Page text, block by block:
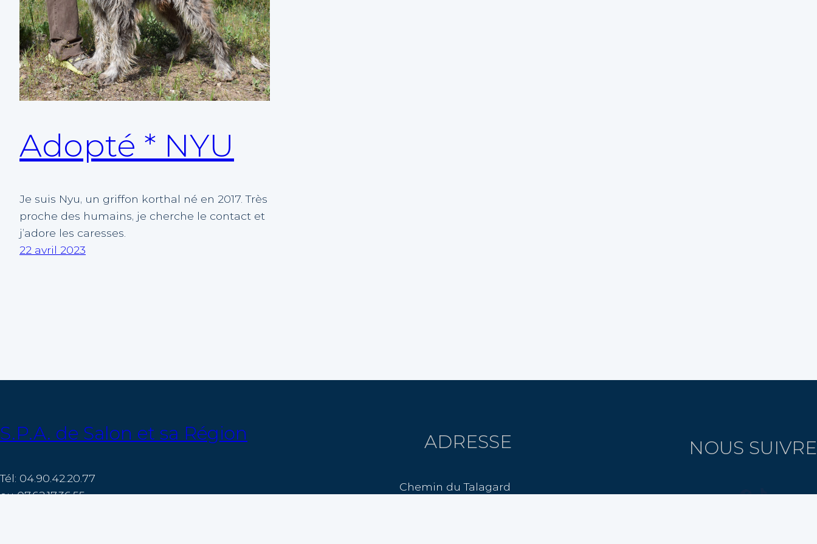
Adopté * NYU
Je suis Nyu, un griffon korthal né en 2017. Très
proche des humains, je cherche le contact et
j’adore les caresses.
22 avril 2023
S.P.A. de Salon et sa Région
Tél: 04.90.42.20.77
ou 07.62.17.36.55
ADRESSE
Chemin du Talagard
NOUS SUIVRE
Facebook
TikTok